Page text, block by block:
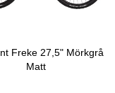
Freke 27,5" Mörkgrå
Matt